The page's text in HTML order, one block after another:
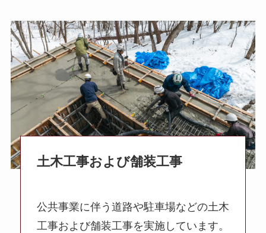
土木工事および舗装工事
公共事業に伴う道路や駐車場などの土木
工事および舗装工事を実施しています。